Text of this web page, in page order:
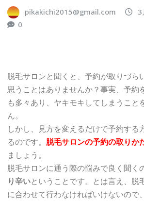
pikakichi2015@gmail.com
3
0
脱毛サロンと聞くと、予約が取りづら
思うことはありませんか？事実、予約
も多々あり、ヤキモキしてしまうこと
ん。
しかし、見方を変えるだけで予約する
るのです。 脱毛サロンの予約の取りか
ましょう。
脱毛サロンに通う際の悩みで良く聞く
り辛いということです。とは言え、脱
に合わせて行わなければいけないので